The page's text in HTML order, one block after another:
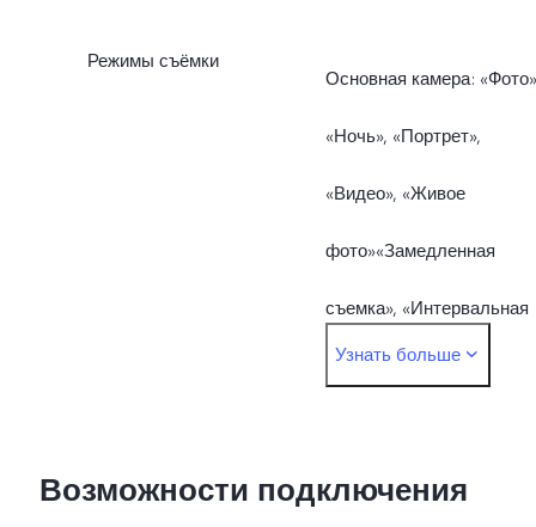
Режимы съёмки
Основная камера:
«Ночь», «Портрет»,
«Видео», «Живое
фото»«Замедленная
съемка», «Интервальная
съемка», «Режим Pro»,
«Документы»,
Узнать больше
Возможности подключения